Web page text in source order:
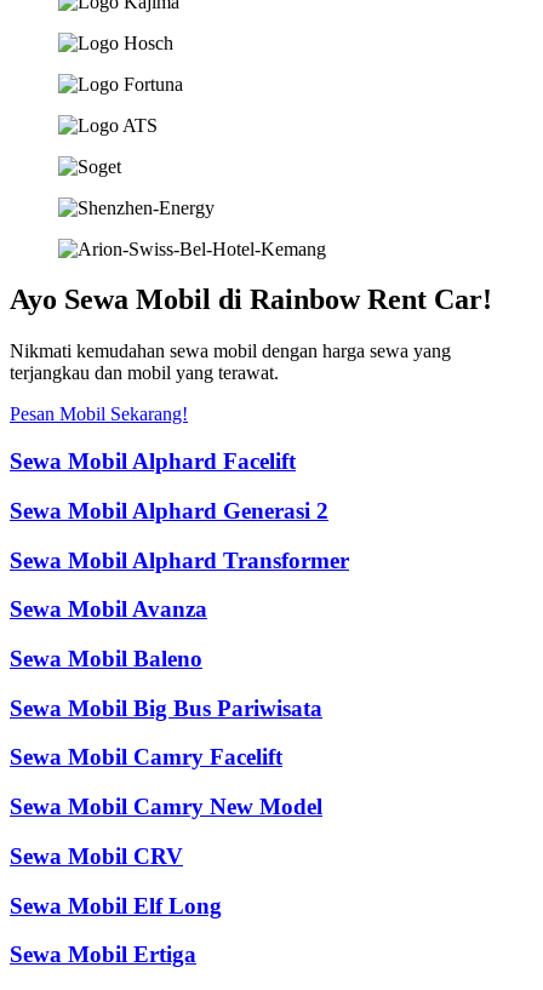
Ayo Sewa Mobil di Rainbow Rent Car!
Nikmati kemudahan sewa mobil dengan harga sewa yang
terjangkau dan mobil yang terawat.
Pesan Mobil Sekarang!
Sewa Mobil Alphard Facelift
Sewa Mobil Alphard Generasi 2
Sewa Mobil Alphard Transformer
Sewa Mobil Avanza
Sewa Mobil Baleno
Sewa Mobil Big Bus Pariwisata
Sewa Mobil Camry Facelift
Sewa Mobil Camry New Model
Sewa Mobil CRV
Sewa Mobil Elf Long
Sewa Mobil Ertiga